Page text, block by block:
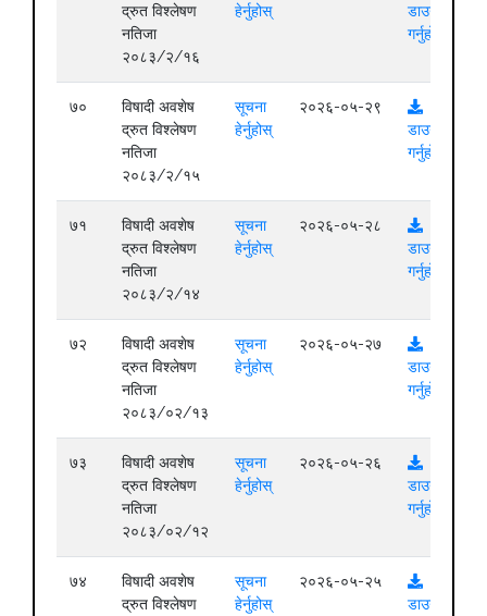
द्रुत विश्लेषण
नतिजा
२०८३/२/१६
हेर्नुहोस्
डाउनलोड
गर्नुहोस्
७०
विषादी अवशेष
द्रुत विश्लेषण
नतिजा
२०८३/२/१५
सूचना
हेर्नुहोस्
२०२६-०५-२९
डाउनलोड
गर्नुहोस्
७१
विषादी अवशेष
द्रुत विश्लेषण
नतिजा
२०८३/२/१४
सूचना
हेर्नुहोस्
२०२६-०५-२८
डाउनलोड
गर्नुहोस्
७२
विषादी अवशेष
द्रुत विश्लेषण
नतिजा
२०८३/०२/१३
सूचना
हेर्नुहोस्
२०२६-०५-२७
डाउनलोड
गर्नुहोस्
७३
विषादी अवशेष
द्रुत विश्लेषण
नतिजा
२०८३/०२/१२
सूचना
हेर्नुहोस्
२०२६-०५-२६
डाउनलोड
गर्नुहोस्
७४
विषादी अवशेष
द्रुत विश्लेषण
सूचना
हेर्नुहोस्
२०२६-०५-२५
डाउनलोड